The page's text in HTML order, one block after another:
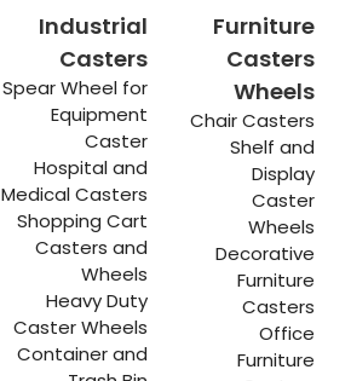
Furniture
Casters
Wheels
Chair Casters
Shelf and
Display
Caster
Wheels
Decorative
Furniture
Casters
Office
Furniture
Industrial
Casters
Spear Wheel for
Equipment
Caster
Hospital and
Medical Casters
Shopping Cart
Casters and
Wheels
Heavy Duty
Caster Wheels
Container and